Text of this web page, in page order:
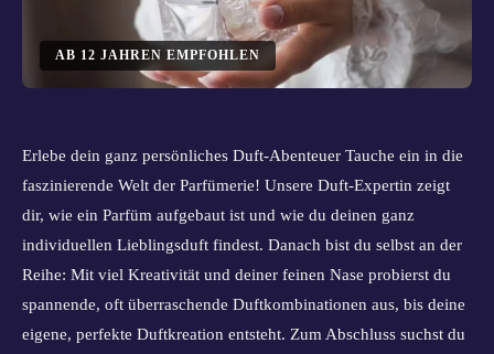
AB 12 JAHREN EMPFOHLEN
Erlebe dein ganz persönliches Duft‑Abenteuer Tauche ein in die
faszinierende Welt der Parfümerie! Unsere Duft-Expertin zeigt
dir, wie ein Parfüm aufgebaut ist und wie du deinen ganz
individuellen Lieblingsduft findest. Danach bist du selbst an der
Reihe: Mit viel Kreativität und deiner feinen Nase probierst du
spannende, oft überraschende Duftkombinationen aus, bis deine
eigene, perfekte Duftkreation entsteht. Zum Abschluss suchst du